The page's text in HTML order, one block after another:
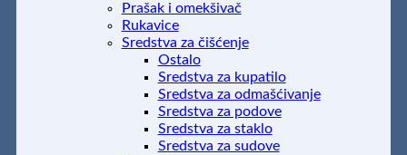
Prašak i omekšivač
Rukavice
Sredstva za čišćenje
Ostalo
Sredstva za kupatilo
Sredstva za odmašćivanje
Sredstva za podove
Sredstva za staklo
Sredstva za sudove